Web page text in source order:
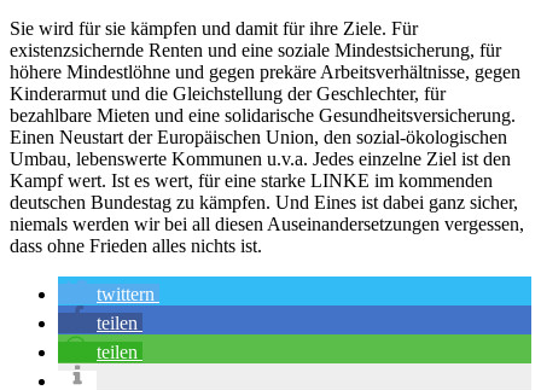
Sie wird für sie kämpfen und damit für ihre Ziele. Für
existenzsichernde Renten und eine soziale Mindestsicherung, für
höhere Mindestlöhne und gegen prekäre Arbeitsverhältnisse, gegen
Kinderarmut und die Gleichstellung der Geschlechter, für
bezahlbare Mieten und eine solidarische Gesundheitsversicherung.
Einen Neustart der Europäischen Union, den sozial-ökologischen
Umbau, lebenswerte Kommunen u.v.a. Jedes einzelne Ziel ist den
Kampf wert. Ist es wert, für eine starke LINKE im kommenden
deutschen Bundestag zu kämpfen. Und Eines ist dabei ganz sicher,
niemals werden wir bei all diesen Auseinandersetzungen vergessen,
dass ohne Frieden alles nichts ist.
twittern
teilen
teilen